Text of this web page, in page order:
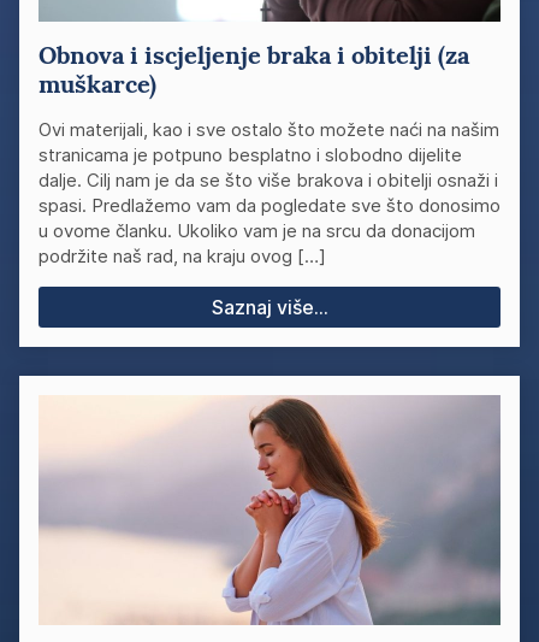
Obnova i iscjeljenje braka i obitelji (za
muškarce)
Ovi materijali, kao i sve ostalo što možete naći na našim
stranicama je potpuno besplatno i slobodno dijelite
dalje. Cilj nam je da se što više brakova i obitelji osnaži i
spasi. Predlažemo vam da pogledate sve što donosimo
u ovome članku. Ukoliko vam je na srcu da donacijom
podržite naš rad, na kraju ovog […]
Saznaj više...